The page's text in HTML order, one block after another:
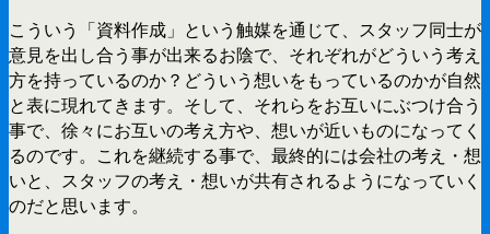
こういう「資料作成」という触媒を通じて、スタッフ同士が
意見を出し合う事が出来るお陰で、それぞれがどういう考え
方を持っているのか？どういう想いをもっているのかが自然
と表に現れてきます。そして、それらをお互いにぶつけ合う
事で、徐々にお互いの考え方や、想いが近いものになってく
るのです。これを継続する事で、最終的には会社の考え・想
いと、スタッフの考え・想いが共有されるようになっていく
のだと思います。